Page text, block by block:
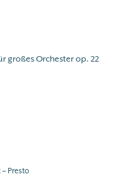
großes Orchester op. 22
Presto